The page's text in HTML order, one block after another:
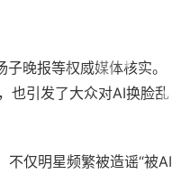
晚报等权威媒体核实。
也引发了大众对AI换脸乱
不仅明星频繁被造谣“被AI